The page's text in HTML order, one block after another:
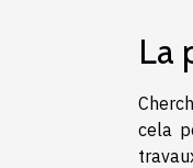
La
cela